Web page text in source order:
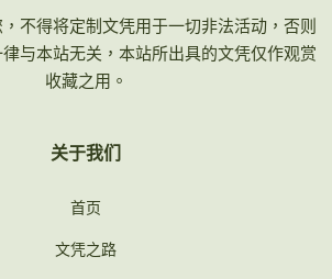
不得将定制文凭用于一切非法活动，否则
与本站无关，本站所出具的文凭仅作观赏
收藏之用。
关于我们
首页
文凭之路